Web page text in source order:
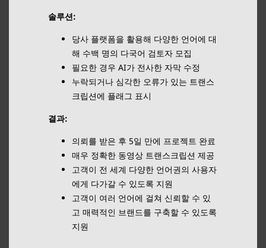
솔루션:
당사 플랫폼을 활용해 다양한 언어에 대
해 수백 명의 다국어 검토자 모집
필요한 경우 AI가 전사한 자막 수정
누락되거나 심각한 오류가 있는 트랜스
크립션에 플래그 표시
결과:
의뢰를 받은 후 5일 만에 프로젝트 완료
매우 정확한 동영상 트랜스크립션 제공
고객이 전 세계 다양한 언어권의 사용자
에게 다가갈 수 있도록 지원
고객이 여러 언어에 걸쳐 신뢰할 수 있
고 매력적인 브랜드를 구축할 수 있도록
지원